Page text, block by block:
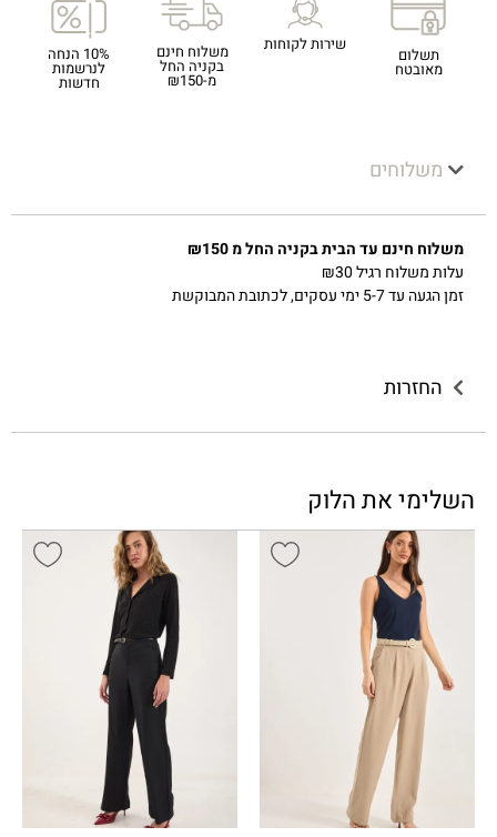
תשלום
מאובטח
שירות לקוחות משלוח חינם
בקניה החל
מ-₪150
10% הנחה
לנרשמות
חדשות
משלוחים
משלוח חינם עד הבית בקניה החל מ ₪150
עלות משלוח רגיל ₪30
זמן הגעה עד 5-7 ימי עסקים, לכתובת המבוקשת
החזרות
השלימי את הלוק